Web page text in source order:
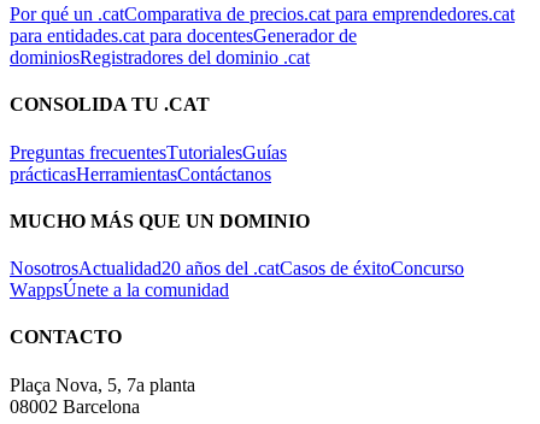
Por qué un .catComparativa de precios.cat para emprendedores.cat
para entidades.cat para docentesGenerador de
dominiosRegistradores del dominio .cat
CONSOLIDA TU .CAT
Preguntas frecuentesTutorialesGuías
prácticasHerramientasContáctanos
MUCHO MÁS QUE UN DOMINIO
NosotrosActualidad20 años del .catCasos de éxitoConcurso
WappsÚnete a la comunidad
CONTACTO
Plaça Nova, 5, 7a planta
08002 Barcelona